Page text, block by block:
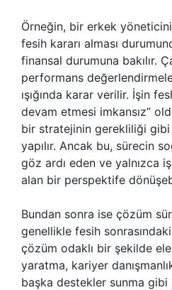
Örneğin, bir erkek
fesih kararı alması
finansal durumuna bakılır.
performans
ışığında karar verilir. İşin
devam etmesi imkansız”
bir stratejinin gerekliliği
yapılır. Ancak bu, sürecin
göz ardı eden ve yalnızca
alan bir perspektife
Bundan sonra ise çözüm
genellikle fesih
çözüm odaklı bir şekilde ele
yaratma, kariyer
başka destekler sunma gibi